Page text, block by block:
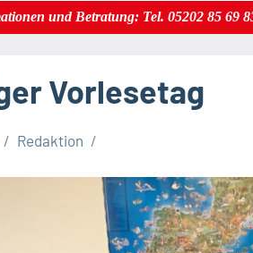
und Betratung: Tel. 05202 85 69
Vorlesetag
Redaktion